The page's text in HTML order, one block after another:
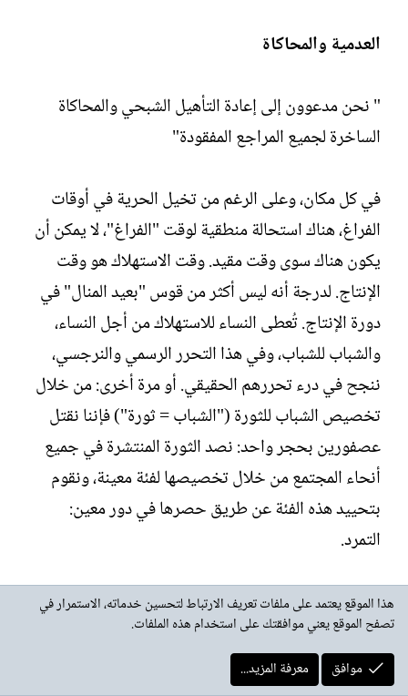
العدمية والمحاكاة
" نحن مدعوون إلى إعادة التأهيل الشبحي والمحاكاة
الساخرة لجميع المراجع المفقودة"
في كل مكان، وعلى الرغم من تخيل الحرية في أوقات
الفراغ، هناك استحالة منطقية لوقت "الفراغ"، لا يمكن أن
يكون هناك سوى وقت مقيد. وقت الاستهلاك هو وقت
الإنتاج. لدرجة أنه ليس أكثر من قوس "بعيد المنال" في
دورة الإنتاج. تُعطى النساء للاستهلاك من أجل النساء،
والشباب للشباب، وفي هذا التحرر الرسمي والنرجسي،
ننجح في درء تحررهم الحقيقي. أو مرة أخرى: من خلال
تخصيص الشباب للثورة ("الشباب = ثورة") فإننا نقتل
عصفورين بحجر واحد: نصد الثورة المنتشرة في جميع
أنحاء المجتمع من خلال تخصيصها لفئة معينة، ونقوم
بتحييد هذه الفئة عن طريق حصرها في دور معين:
التمرد.
الرومانسية هي أول ظهور عظيم لهذه العدمية: إنها
تتوافق، مع ثورة التنوير، مع تدمير نظام المظاهر.
السريالية الدادائية، العبثية، العدمية السياسية، هي ثاني
هذا الموقع يعتمد على ملفات تعريف الارتباط لتحسين خدماته، الاستمرار في
تصفح الموقع يعني موافقتك على استخدام هذه الملفات.
موافق
معرفة المزيد...